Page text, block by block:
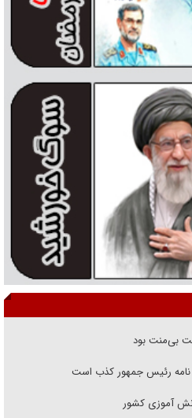
بی‌منت بود
نامه رئیس جمهور کذب است
آموزی کشور